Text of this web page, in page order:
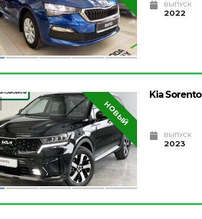
ВЫПУСК
2022
НОВЫЙ
Kia Sorento
ВЫПУСК
2023